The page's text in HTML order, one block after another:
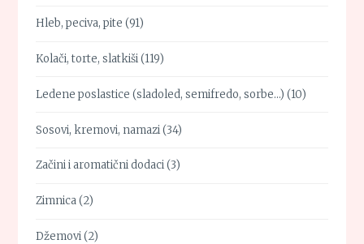
Hleb, peciva, pite (91)
Kolači, torte, slatkiši(119)
Ledene poslastice (sladoled, semifredo, sorbe…) (10)
Sosovi, kremovi, namazi(34)
Začini i aromatični dodaci(3)
Zimnica(2)
Džemovi(2)